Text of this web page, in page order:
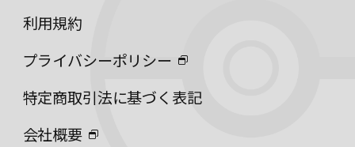
利用規約
プライバシーポリシー
特定商取引法に基づく表記
会社概要